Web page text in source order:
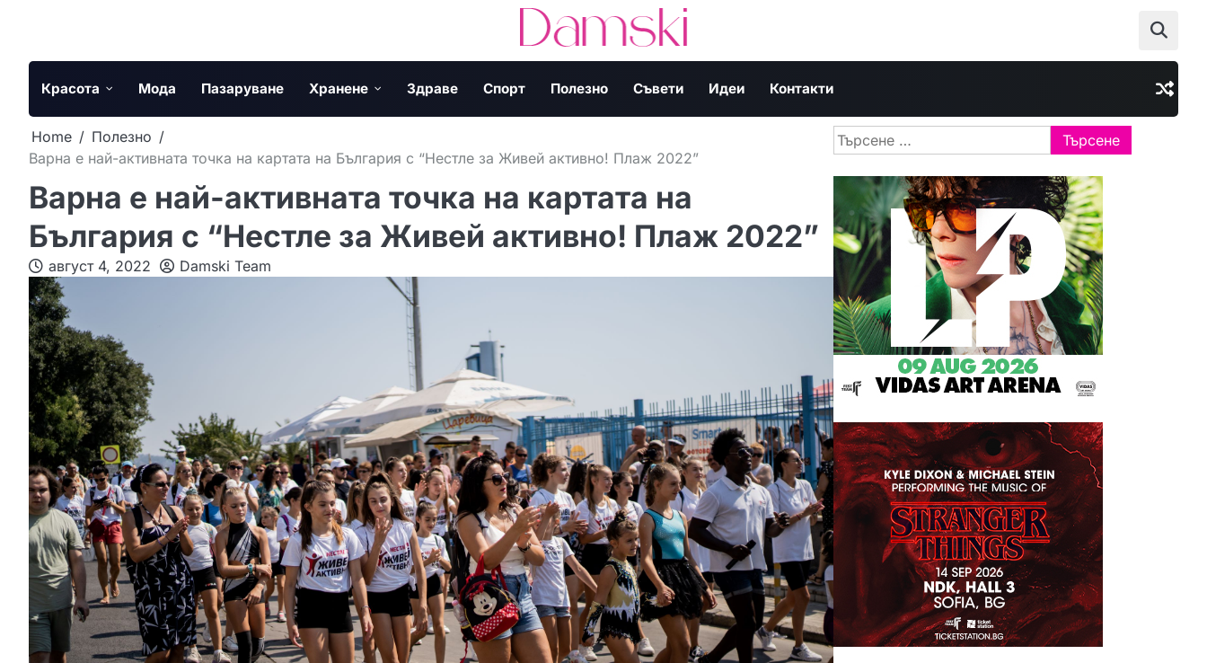
Красота Мода Пазаруване Хранене Здраве Спорт Полезно Съвети Идеи Контакти
Home
Полезно
Варна е най-активната точка на картата на България с “Нестле за Живей активно! Плаж 2022”
Варна е най-активната точка на картата на
България с “Нестле за Живей активно! Плаж 2022”
август 4, 2022 Damski Team
Търсене
за: